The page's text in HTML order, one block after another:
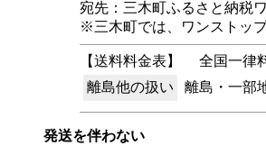
宛先：三木町ふるさと納税
※三木町では、ワンストッ
【送料料金表】
全国一律
離島他の扱い
離島・一部
発送を伴わない